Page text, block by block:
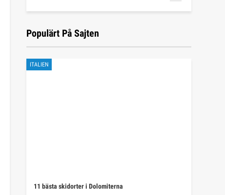
Populärt På Sajten
ITALIEN
11 bästa skidorter i Dolomiterna